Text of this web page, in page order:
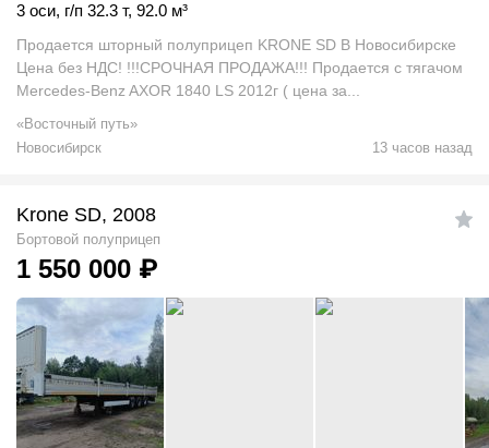
3 оси, г/п 32.3 т, 92.0 м³
Продается шторный полуприцеп KRONE SD В Новосибирске
Цена без НДС! !!!СРОЧНАЯ ПРОДАЖА!!! Продается с тягачом
Mercedes-Benz AXOR 1840 LS 2012г ( цена за...
«Восточный путь»
Новосибирск
13 часов назад
Krone SD, 2008
Бортовой полуприцеп
1 550 000 ₽